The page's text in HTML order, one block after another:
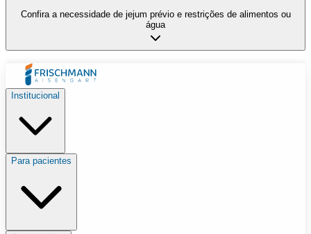
Confira a necessidade de jejum prévio e restrições de alimentos ou
água
Institucional
Para pacientes